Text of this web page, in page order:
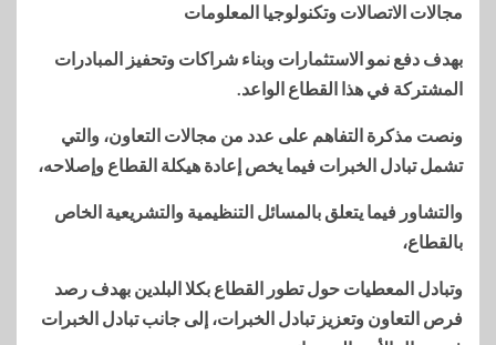
مجالات الاتصالات وتكنولوجيا المعلومات
بهدف دفع نمو الاستثمارات وبناء شراكات وتحفيز المبادرات
المشتركة في هذا القطاع الواعد.
ونصت مذكرة التفاهم على عدد من مجالات التعاون، والتي
تشمل تبادل الخبرات فيما يخص إعادة هيكلة القطاع وإصلاحه،
والتشاور فيما يتعلق بالمسائل التنظيمية والتشريعية الخاص
بالقطاع،
وتبادل المعطيات حول تطور القطاع بكلا البلدين بهدف رصد
فرص التعاون وتعزيز تبادل الخبرات، إلى جانب تبادل الخبرات